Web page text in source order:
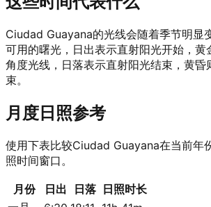
Ciudad Guayana的光线会随着季节明显
可用的曙光，日出表示直射阳光开始，黄
角度光线，日落表示直射阳光结束，黄昏
束。
月度日照参考
使用下表比较Ciudad Guayana在当前年
照时间窗口。
月份 日出 日落 日照时长